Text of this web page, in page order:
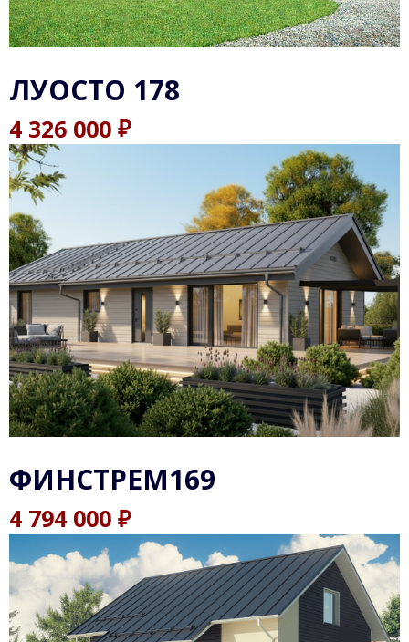
ЛУОСТО 178
4 326 000 ₽
ФИНСТРЕМ169
4 794 000 ₽